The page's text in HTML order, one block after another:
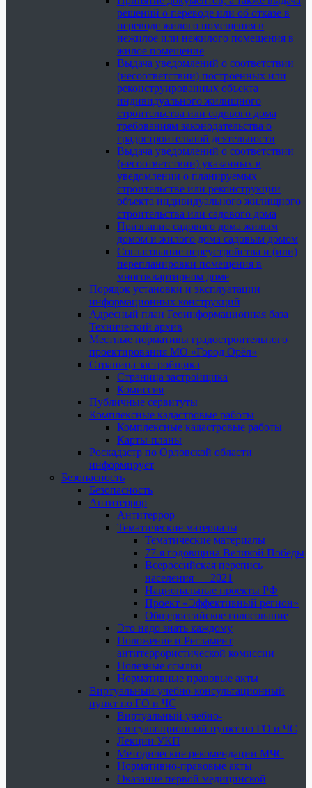
решений о переводе или об отказе в
переводе жилого помещения в
нежилое или нежилого помещения в
жилое помещение
Выдача уведомлений о соответствии
(несоответствии) построенных или
реконструированных объекта
индивидуального жилищного
строительства или садового дома
требованиям законодательства о
градостроительной деятельности
Выдача уведомлений о соответствии
(несоответствии) указанных в
уведомлении о планируемых
строительстве или реконструкции
объекта индивидуального жилищного
строительства или садового дома
Признание садового дома жилым
домом и жилого дома садовым домом
Согласование переустройства и (или)
перепланировки помещения в
многоквартирном доме
Порядок установки и эксплуатации
информационных конструкций
Адресный план Геоинформационная база
Технический архив
Местные нормативы градостроительного
проектирования МО «Город Орёл»
Страница застройщика
Страница застройщика
Комиссия
Публичные сервитуты
Комплексные кадастровые работы
Комплексные кадастровые работы
Карты-планы
Роскадастр по Орловской области
информирует
Безопасность
Безопасность
Антитеррор
Антитеррор
Тематические материалы
Тематические материалы
77-я годовщина Великой Победы
Всероссийская перепись
населения — 2021
Национальные проекты РФ
Проект «Эффективный регион»
Общероссийское голосование
Это надо знать каждому
Положение и Регламент
антитеррористической комиссии
Полезные ссылки
Нормативные правовые акты
Виртуальный учебно-консультационный
пункт по ГО и ЧС
Виртуальный учебно-
консультационный пункт по ГО и ЧС
Лекции УКП
Методические рекомендации МЧС
Нормативно-правовые акты
Оказание первой медицинской